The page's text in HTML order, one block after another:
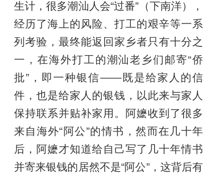
生计，很多潮汕人会“过番”（下南洋），
经历了海上的风险、打工的艰辛等一系
列考验，最终能返回家乡者只有十分之
一，在海外打工的潮汕老乡们邮寄“侨
批”，即一种银信——既是给家人的信
件，也是给家人的银钱，以此来与家人
保持联系并贴补家用。阿嬷收到了很多
来自海外“阿公”的情书，然而在几十年
后，阿嬷才知道给自己写了几十年情书
并寄来银钱的居然不是“阿公”，这背后有